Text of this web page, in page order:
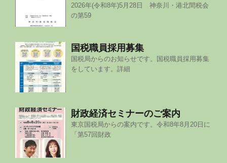
2026年(令和8年)5月28日 神奈川・港北間税会
の第59
国税職員採用募集
国税局からのお知らせです。国税職員採用募集
をしています。詳細
財政経済セミナーのご案内
東京国税局からの案内です。令和8年8月20日に
「第57回財政